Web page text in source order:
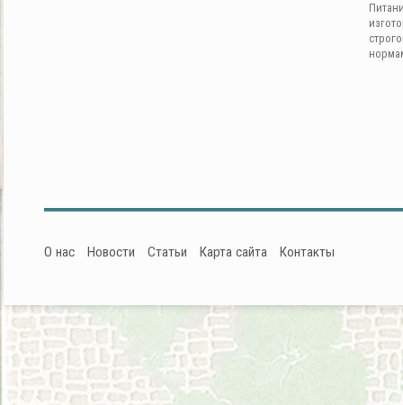
О нас Новости Статьи Карта сайта Контакты